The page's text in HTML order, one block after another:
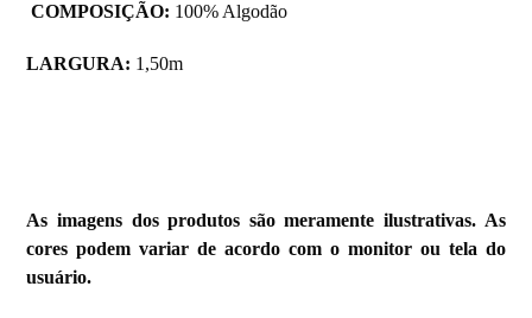
COMPOSIÇÃO: 100% Algodão
LARGURA: 1,50m
As imagens dos produtos são meramente ilustrativas. As
cores podem variar de acordo com o monitor ou tela do
usuário.